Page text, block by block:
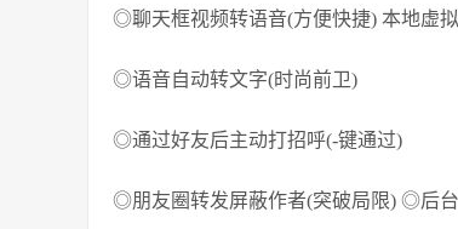
◎聊天框视频转语音(方便快捷) 本地虚
◎语音自动转文字(时尚前卫)
◎通过好友后主动打招呼(-键通过)
◎朋友圈转发屏蔽作者(突破局限) ◎后